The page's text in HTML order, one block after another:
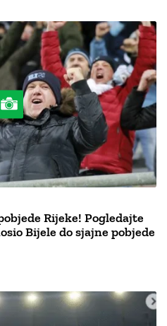
Rijeke! Pogledajte
Bijele do sjajne pobjede